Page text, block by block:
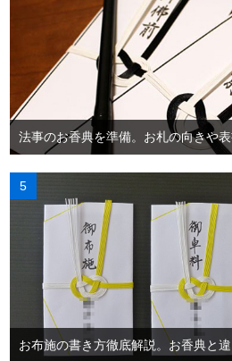
法事のお香典を準備。お札の向きや
お布施の書き方徹底解説。お香典と